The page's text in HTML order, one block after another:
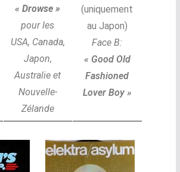
« Drowse »
pour les
USA, Canada,
Japon,
Australie et
Nouvelle-
Zélande
(uniquement
au Japon)
Face B:
« Good Old
Fashioned
Lover Boy »